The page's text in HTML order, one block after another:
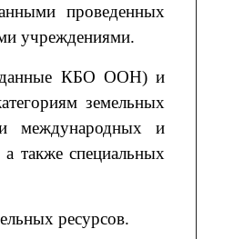
проведенных
учреждениями.
(данные КБО ООН) и
земельных
международных и
также специальных
ресурсов.